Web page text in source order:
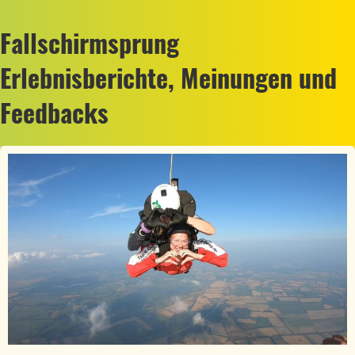
Fallschirmsprung
Erlebnisberichte, Meinungen und
Feedbacks